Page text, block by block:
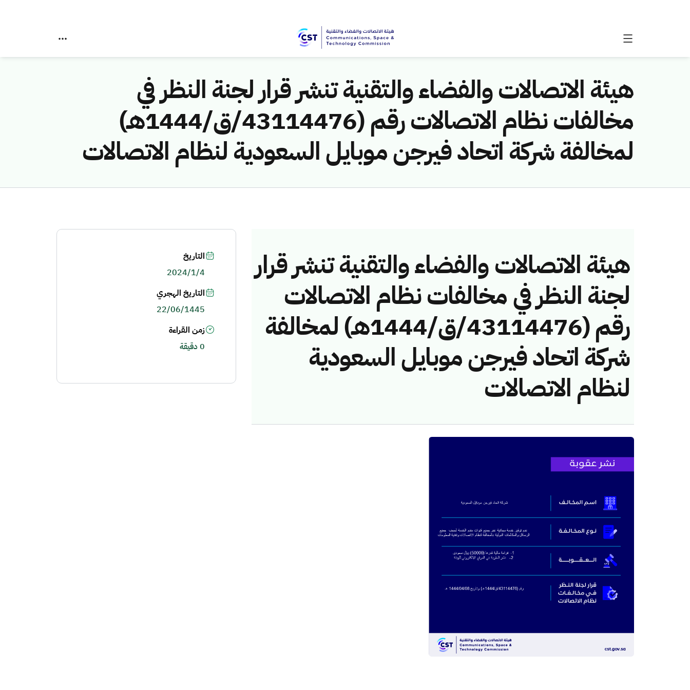
هيئة الاتصالات والفضاء والتقنية تنشر قرار لجنة النظر في
مخالفات نظام الاتصالات رقم (43114476/ق/1444هـ)
لمخالفة شركة اتحاد فيرجن موبايل السعودية لنظام الاتصالات
هيئة الاتصالات والفضاء والتقنية تنشر قرار
لجنة النظر في مخالفات نظام الاتصالات
رقم (43114476/ق/1444هـ) لمخالفة
شركة اتحاد فيرجن موبايل السعودية
لنظام الاتصالات
التاريخ
2024/1/4
التاريخ الهجري
22/06/1445
زمن القراءة
0 دقيقة